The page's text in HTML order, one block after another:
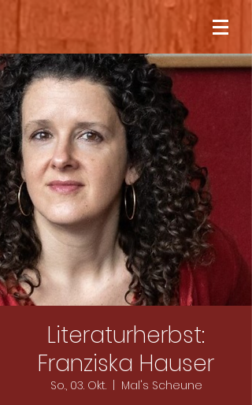
Literaturherbst:
Franziska Hauser
So., 03. Okt.
  |
Mal's Scheune